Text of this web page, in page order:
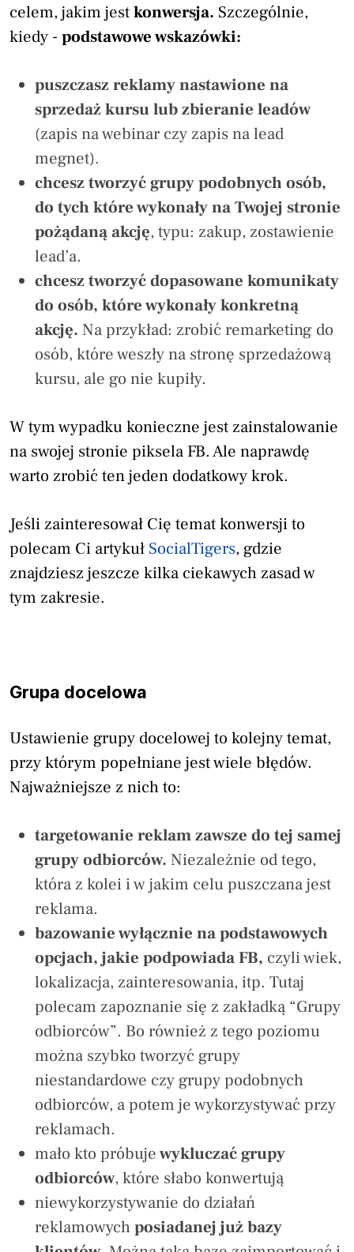
celem, jakim jestkonwersja. Szczególnie,
kiedy - podstawowe wskazówki:
puszczasz reklamy nastawione na
sprzedaż kursu lub zbieranie leadów
(zapis na webinar czy zapis na lead
megnet).
chcesz tworzyć grupy podobnych osób,
do tych które wykonały na Twojej stronie
pożądaną akcję, typu: zakup, zostawienie
lead’a.
chcesz tworzyć dopasowane komunikaty
do osób, które wykonały konkretną
akcję. Na przykład: zrobić remarketing do
osób, które weszły na stronę sprzedażową
kursu, ale go nie kupiły.
W tym wypadku konieczne jest zainstalowanie
na swojej stronie piksela FB. Ale naprawdę
warto zrobić ten jeden dodatkowy krok.
Jeśli zainteresował Cię temat konwersji to
polecam Ci artykuł SocialTigers, gdzie
znajdziesz jeszcze kilka ciekawych zasad w
tym zakresie.
Grupa docelowa
Ustawienie grupy docelowej to kolejny temat,
przy którym popełniane jest wiele błędów.
Najważniejsze z nich to:
targetowanie reklam zawsze do tej samej
grupy odbiorców. Niezależnie od tego,
która z kolei i w jakim celu puszczana jest
reklama.
bazowanie wyłącznie na podstawowych
opcjach, jakie podpowiada FB, czyli wiek,
lokalizacja, zainteresowania, itp. Tutaj
polecam zapoznanie się z zakładką “Grupy
odbiorców”. Bo również z tego poziomu
można szybko tworzyć grupy
niestandardowe czy grupy podobnych
odbiorców, a potem je wykorzystywać przy
reklamach.
mało kto próbujewykluczać grupy
odbiorców, które słabo konwertują
niewykorzystywanie do działań
reklamowychposiadanej już bazy